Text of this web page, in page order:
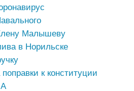
Малышеву
в Норильске
к конституции